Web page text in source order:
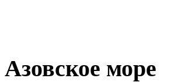
Азовское море